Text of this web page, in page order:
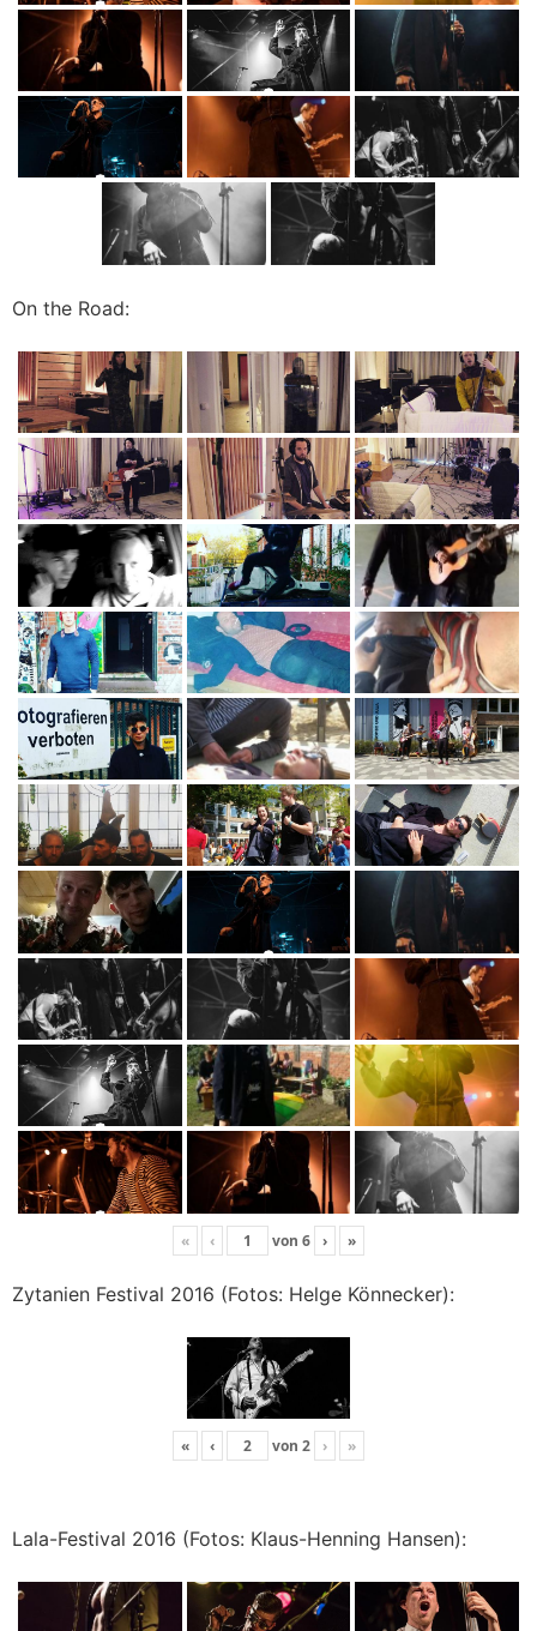
On the Road:
« ‹ von 6 › »
Zytanien Festival 2016 (Fotos: Helge Könnecker):
« ‹ von 2 › »
Lala-Festival 2016 (Fotos: Klaus-Henning Hansen):